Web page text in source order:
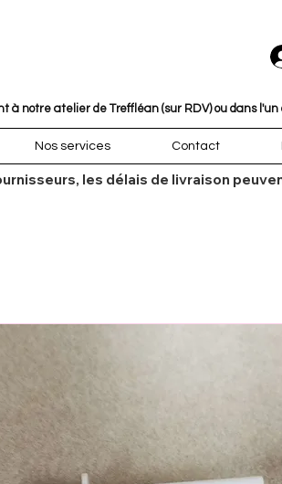
à notre atelier de Treffléan (sur RDV) ou dans
Nos services Contact
les délais de livraison